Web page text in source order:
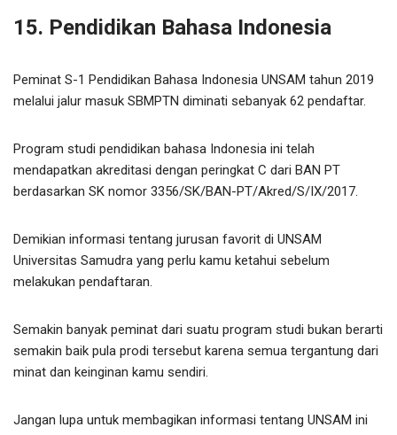
15. Pendidikan Bahasa Indonesia
Peminat S-1 Pendidikan Bahasa Indonesia UNSAM tahun 2019
melalui jalur masuk SBMPTN diminati sebanyak 62 pendaftar.
Program studi pendidikan bahasa Indonesia ini telah
mendapatkan akreditasi dengan peringkat C dari BAN PT
berdasarkan SK nomor 3356/SK/BAN-PT/Akred/S/IX/2017.
Demikian informasi tentang jurusan favorit di UNSAM
Universitas Samudra yang perlu kamu ketahui sebelum
melakukan pendaftaran.
Semakin banyak peminat dari suatu program studi bukan berarti
semakin baik pula prodi tersebut karena semua tergantung dari
minat dan keinginan kamu sendiri.
Jangan lupa untuk membagikan informasi tentang UNSAM ini